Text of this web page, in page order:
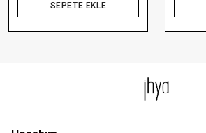
SEPETE EKLE